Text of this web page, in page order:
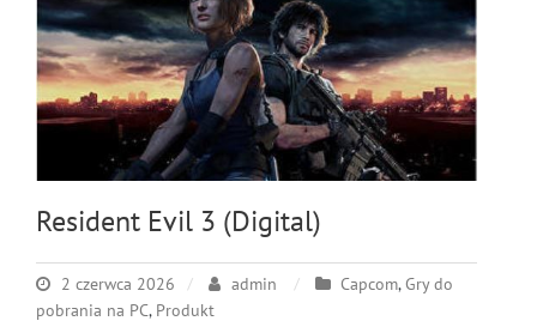
Resident Evil 3 (Digital)
2 czerwca 2026 admin Capcom,Gry do
pobrania na PC, Produkt